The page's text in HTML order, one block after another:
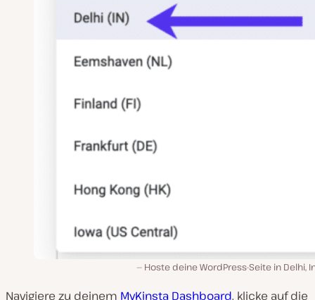
Hoste deine WordPress-Seite in Delhi,
Navigiere zu deinem MyKinsta Dashboard, klicke auf die